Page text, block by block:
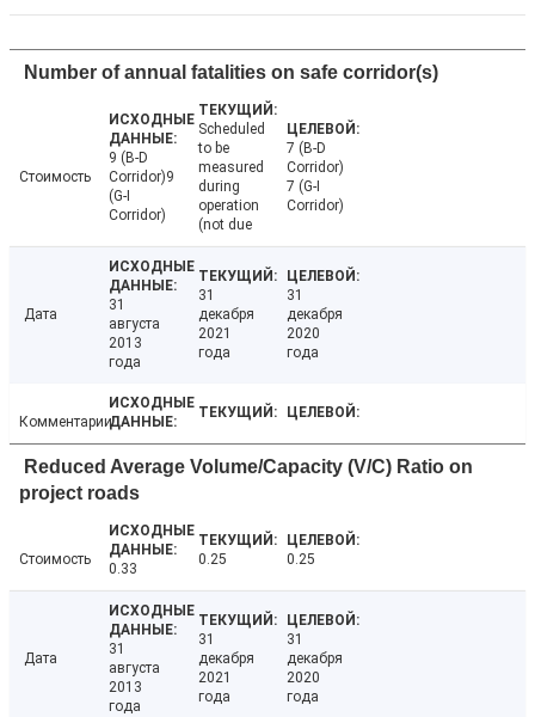
Number of annual fatalities on safe corridor(s)
Стоимость
9 (B-D
Corridor)9
(G-I
Corridor)
Scheduled
to be
measured
during
operation
(not due
7 (B-D
Corridor)
7 (G-I
Corridor)
Дата
31
августа
2013
года
31
декабря
2021
года
31
декабря
2020
года
Комментарии
Reduced Average Volume/Capacity (V/C) Ratio on
project roads
Стоимость
0.33
0.25 0.25
Дата
31
августа
2013
года
31
декабря
2021
года
31
декабря
2020
года